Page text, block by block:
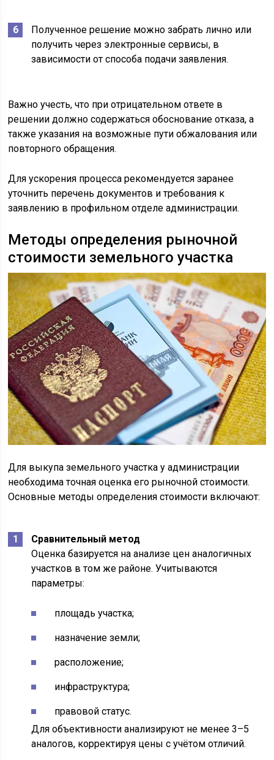
Полученное решение можно забрать лично или
получить через электронные сервисы, в
зависимости от способа подачи заявления.
Важно учесть, что при отрицательном ответе в
решении должно содержаться обоснование отказа, а
также указания на возможные пути обжалования или
повторного обращения.
Для ускорения процесса рекомендуется заранее
уточнить перечень документов и требования к
заявлению в профильном отделе администрации.
Методы определения рыночной
стоимости земельного участка
Для выкупа земельного участка у администрации
необходима точная оценка его рыночной стоимости.
Основные методы определения стоимости включают:
Сравнительный метод
Оценка базируется на анализе цен аналогичных
участков в том же районе. Учитываются
параметры:
площадь участка;
назначение земли;
расположение;
инфраструктура;
правовой статус.
Для объективности анализируют не менее 3–5
аналогов, корректируя цены с учётом отличий.